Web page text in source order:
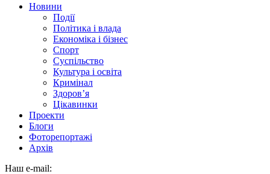
Новини
Події
Політика і влада
Економіка і бізнес
Спорт
Суспільство
Культура і освіта
Кримінал
Здоров’я
Цікавинки
Проекти
Блоги
Фоторепортажі
Архів
Наш e-mail: